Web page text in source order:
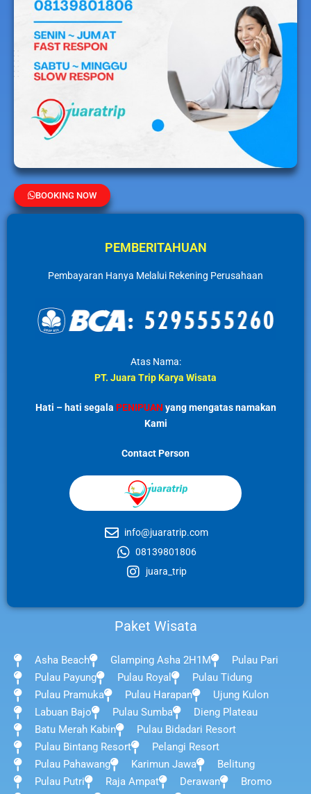
BOOKING NOW
PEMBERITAHUAN
Pembayaran Hanya Melalui Rekening Perusahaan
Atas Nama:
PT. Juara Trip Karya Wisata
Hati – hati segala PENIPUAN yang mengatas namakan
Kami
Contact Person
info@juaratrip.com
08139801806
juara_trip
Paket Wisata
Asha Beach Glamping Asha 2H1M
Pulau Pari
Pulau Payung
Pulau Royal
Pulau Tidung
Pulau Pramuka
Pulau Harapan
Ujung Kulon
Labuan Bajo
Pulau Sumba
Dieng Plateau
Batu Merah Kabin
Pulau Bidadari Resort
Pulau Bintang Resort
Pelangi Resort
Pulau Pahawang
Karimun Jawa
Belitung
Pulau Putri
Raja Ampat Derawan
Bromo